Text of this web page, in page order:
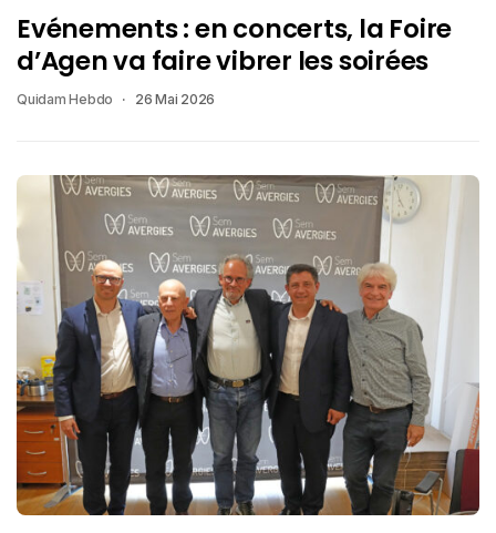
Evénements : en concerts, la Foire
d’Agen va faire vibrer les soirées
Quidam Hebdo 26 Mai 2026